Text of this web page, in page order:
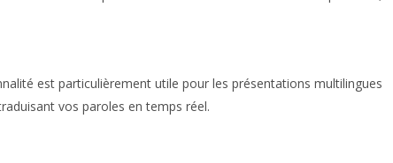
est particulièrement utile pour les présentations multilingues
vos paroles en temps réel.